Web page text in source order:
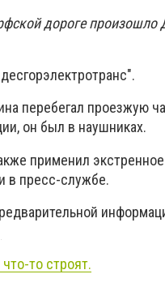
дороге произошло
перебегал проезжую
он был в наушниках.
применил
в пресс-службе.
то строят.